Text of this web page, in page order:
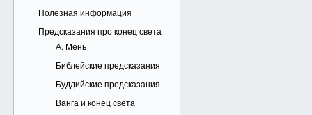
Полезная информация
Предсказания про конец света
А. Мень
Библейские предсказания
Буддийские предсказания
Ванга и конец света